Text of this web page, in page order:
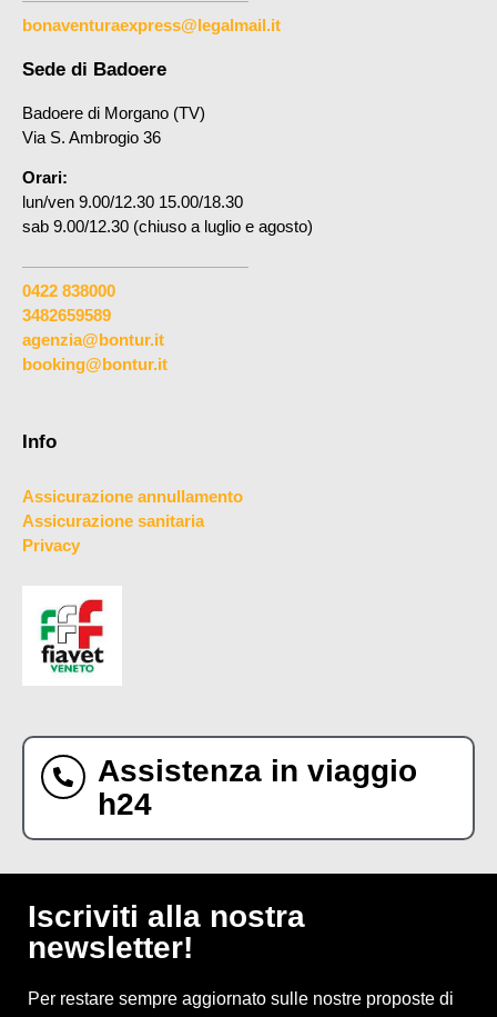
bonaventuraexpress@legalmail.it
Sede di Badoere
Badoere di Morgano (TV)
Via S. Ambrogio 36
Orari:
lun/ven 9.00/12.30 15.00/18.30
sab 9.00/12.30 (chiuso a luglio e agosto)
0422 838000
3482659589
agenzia@bontur.it
booking@bontur.it
Info
Assicurazione annullamento
Assicurazione sanitaria
Privacy
Assistenza in viaggio
h24
Iscriviti alla nostra
newsletter!
Per restare sempre aggiornato sulle nostre proposte di